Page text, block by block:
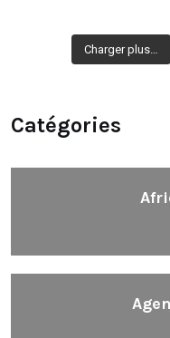
Charger plus…
Catégories